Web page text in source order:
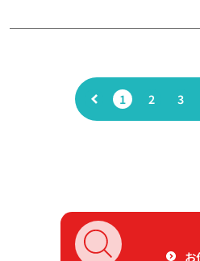
1 2 3
お